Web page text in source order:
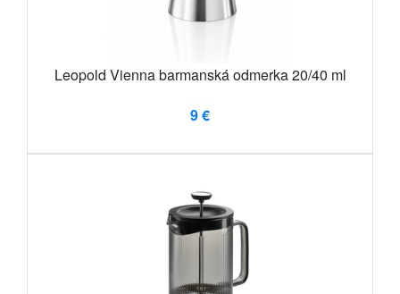
Leopold Vienna barmanská odmerka 20/40 ml
9 €